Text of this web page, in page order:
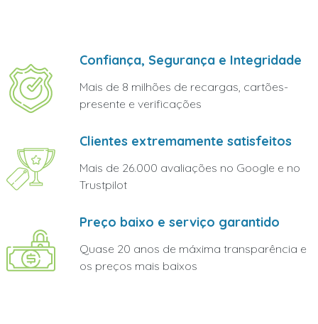
Confiança, Segurança e Integridade
Mais de 8 milhões de recargas, cartões-
presente e verificações
Clientes extremamente satisfeitos
Mais de 26.000 avaliações no Google e no
Trustpilot
Preço baixo e serviço garantido
Quase 20 anos de máxima transparência e
os preços mais baixos